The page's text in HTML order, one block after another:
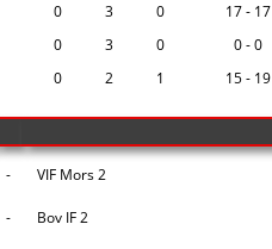
0 3 0 17 - 17
0 3 0 0 - 0
0 2 1 15 - 19
- VIF Mors 2
- Bov IF 2